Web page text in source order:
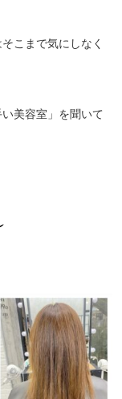
こまで気にしなく
美容室」を聞いて